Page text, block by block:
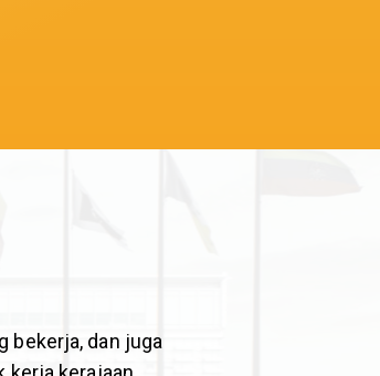
bekerja, dan juga